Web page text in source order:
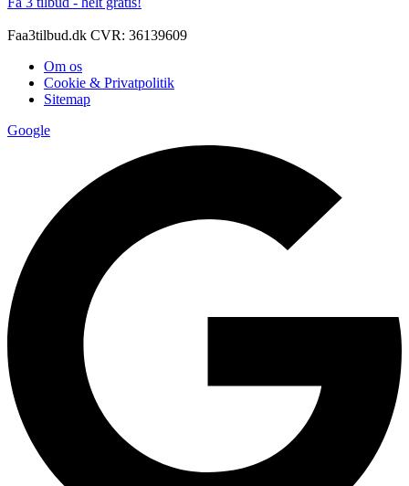
Faa3tilbud.dk CVR: 36139609
Om os
Cookie & Privatpolitik
Sitemap
Google